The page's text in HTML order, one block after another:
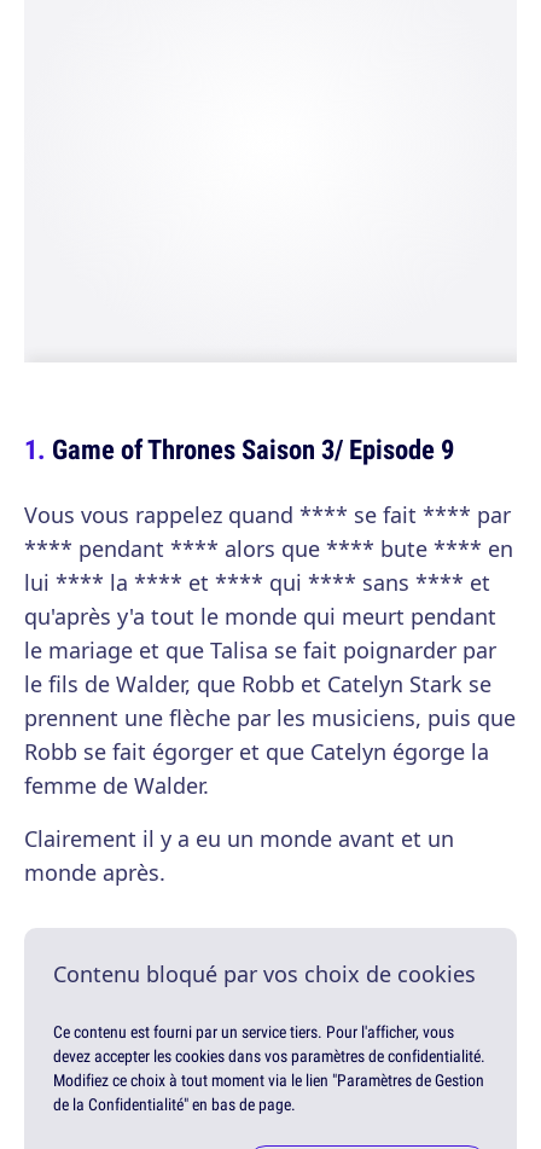
Game of Thrones Saison 3/ Episode 9
Vous vous rappelez quand **** se fait **** par
**** pendant **** alors que **** bute **** en
lui **** la **** et **** qui **** sans **** et
qu'après y'a tout le monde qui meurt pendant
le mariage et que Talisa se fait poignarder par
le fils de Walder, que Robb et Catelyn Stark se
prennent une flèche par les musiciens, puis que
Robb se fait égorger et que Catelyn égorge la
femme de Walder.
Clairement il y a eu un monde avant et un
monde après.
Contenu bloqué par vos choix de cookies
Ce contenu est fourni par un service tiers. Pour l'afficher, vous
devez accepter les cookies dans vos paramètres de confidentialité.
Modifiez ce choix à tout moment via le lien "Paramètres de Gestion
de la Confidentialité" en bas de page.